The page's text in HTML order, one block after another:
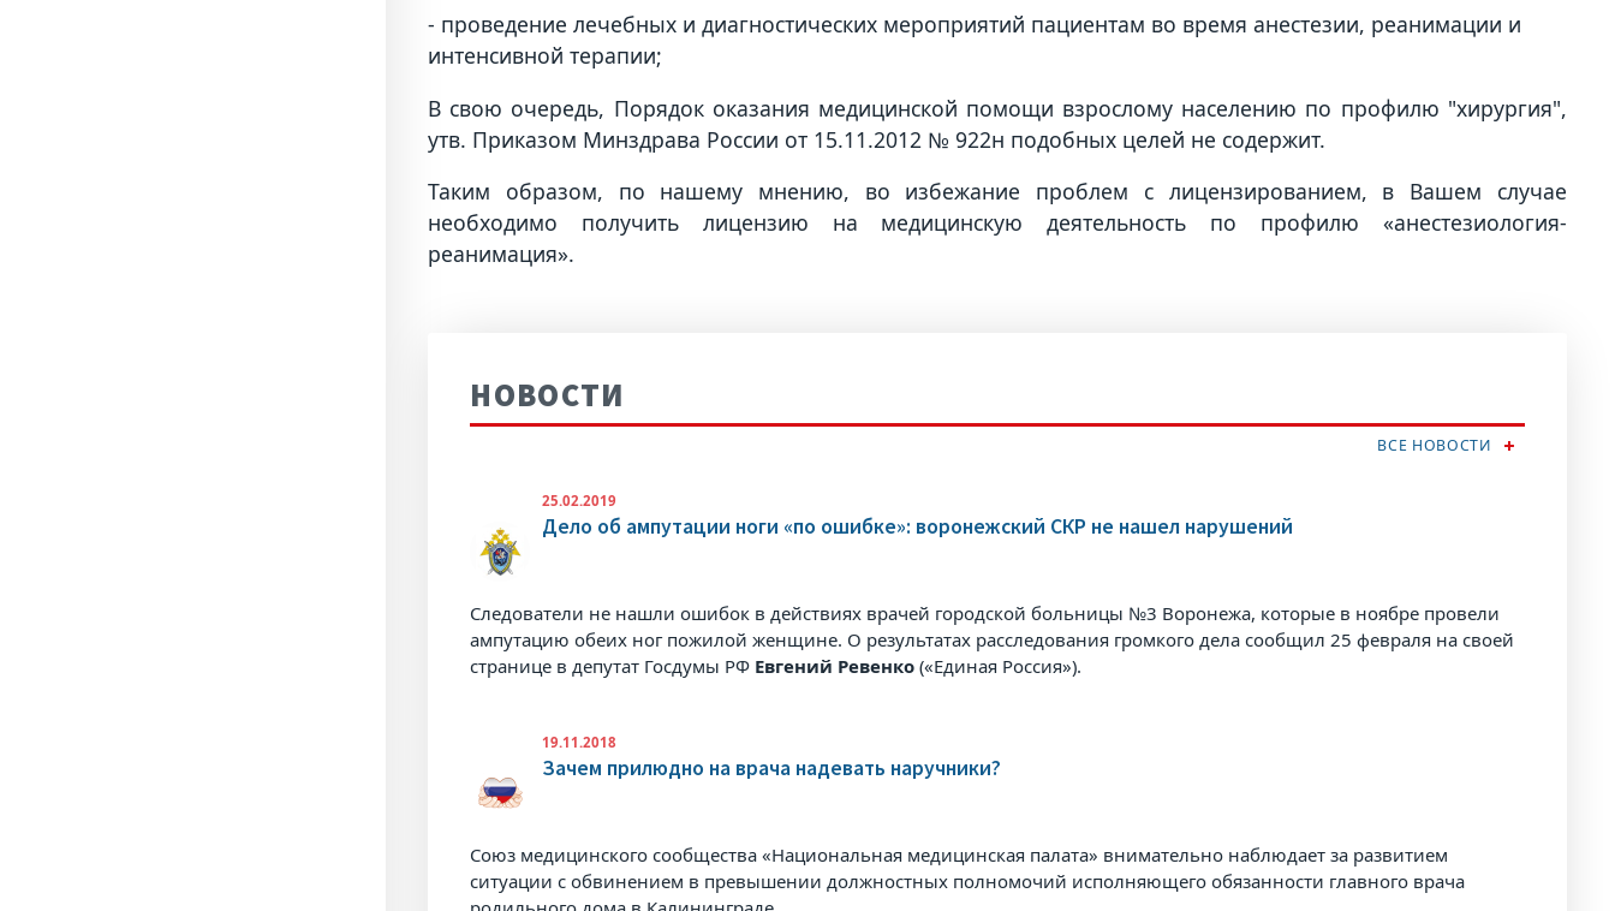
- проведение лечебных и диагностических мероприятий пациентам во время анестезии, реанимации и
интенсивной терапии;
В свою очередь, Порядок оказания медицинской помощи взрослому населению по профилю "хирургия",
утв. Приказом Минздрава России от 15.11.2012 № 922н подобных целей не содержит.
Таким образом, по нашему мнению, во избежание проблем с лицензированием, в Вашем случае
необходимо получить лицензию на медицинскую деятельность по профилю «анестезиология-
реанимация».
НОВОСТИ
ВСЕ НОВОСТИ
25.02.2019
Дело об ампутации ноги «по ошибке»: воронежский СКР не нашел нарушений
Следователи не нашли ошибок в действиях врачей городской больницы №3 Воронежа, которые в ноябре провели
ампутацию обеих ног пожилой женщине. О результатах расследования громкого дела сообщил 25 февраля на своей
странице в депутат Госдумы РФ Евгений Ревенко(«Единая Россия»).
19.11.2018
Зачем прилюдно на врача надевать наручники?
Союз медицинского сообщества «Национальная медицинская палата» внимательно наблюдает за развитием
ситуации с обвинением в превышении должностных полномочий исполняющего обязанности главного врача